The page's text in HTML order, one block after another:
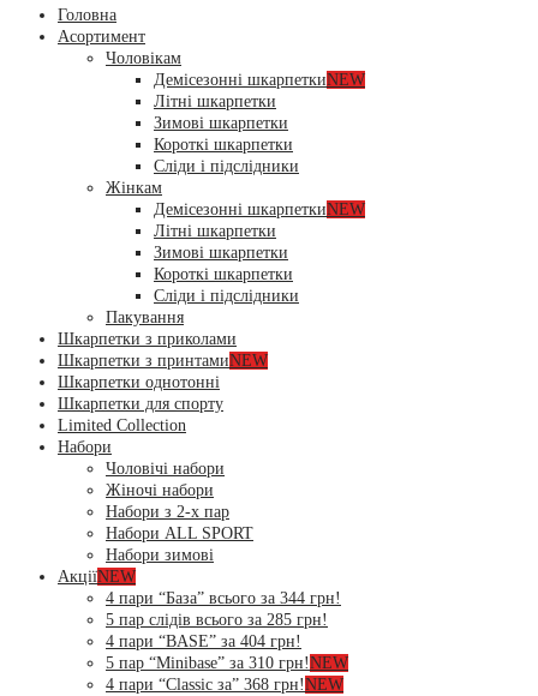
Головна
Асортимент
Чоловікам
Демісезонні шкарпеткиNEW
Літні шкарпетки
Зимові шкарпетки
Короткі шкарпетки
Сліди і підслідники
Жінкам
Демісезонні шкарпеткиNEW
Літні шкарпетки
Зимові шкарпетки
Короткі шкарпетки
Сліди і підслідники
Пакування
Шкарпетки з приколами
Шкарпетки з принтамиNEW
Шкарпетки однотонні
Шкарпетки для спорту
Limited Collection
Набори
Чоловічі набори
Жіночі набори
Набори з 2-х пар
Набори ALL SPORT
Набори зимові
АкціїNEW
4 пари “База” всього за 344 грн!
5 пар слідів всього за 285 грн!
4 пари “BASE” за 404 грн!
5 пар “Minibase” за 310 грн!NEW
4 пари “Classic за” 368 грн!NEW